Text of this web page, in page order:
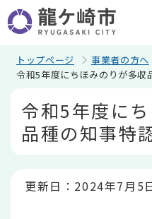
の
ペ
トップページ 事業者の方へ
令和5年度にちほみのりが多収
令和5年度に
品種の知事特
更新日：2024年7月5